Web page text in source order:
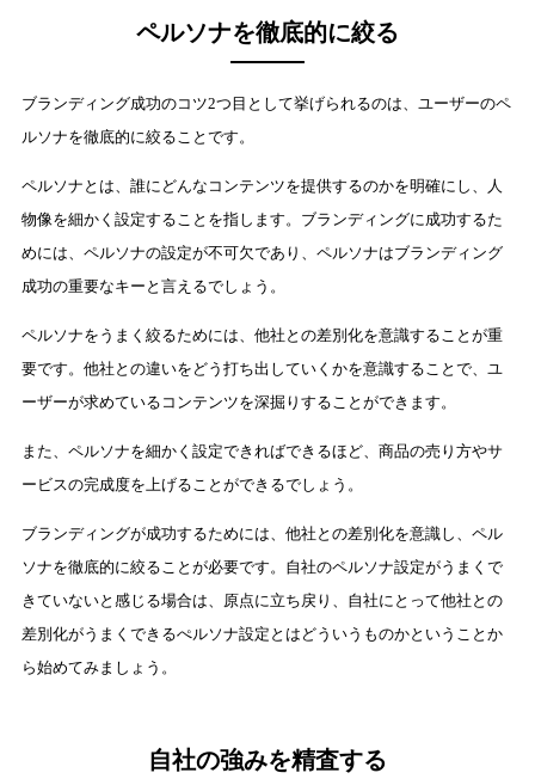
ペルソナを徹底的に絞る
ブランディング成功のコツ2つ目として挙げられるのは、ユーザーのペ
ルソナを徹底的に絞ることです。
ペルソナとは、誰にどんなコンテンツを提供するのかを明確にし、人
物像を細かく設定することを指します。ブランディングに成功するた
めには、ペルソナの設定が不可欠であり、ペルソナはブランディング
成功の重要なキーと言えるでしょう。
ペルソナをうまく絞るためには、他社との差別化を意識することが重
要です。他社との違いをどう打ち出していくかを意識することで、ユ
ーザーが求めているコンテンツを深掘りすることができます。
また、ペルソナを細かく設定できればできるほど、商品の売り方やサ
ービスの完成度を上げることができるでしょう。
ブランディングが成功するためには、他社との差別化を意識し、ペル
ソナを徹底的に絞ることが必要です。自社のペルソナ設定がうまくで
きていないと感じる場合は、原点に立ち戻り、自社にとって他社との
差別化がうまくできるぺルソナ設定とはどういうものかということか
ら始めてみましょう。
自社の強みを精査する